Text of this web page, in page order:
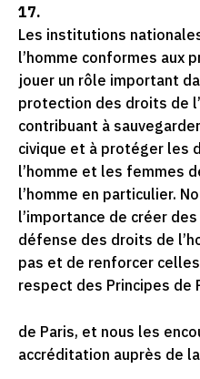
17.
Les institutions
l’homme conformes aux
jouer un rôle important
protection des droits de
contribuant à
civique et à protéger les
l’homme et les femmes
l’homme en particulier.
l’importance de créer
défense des droits de
pas et de renforcer
respect des Principes de
de Paris, et nous les
accréditation auprès de la